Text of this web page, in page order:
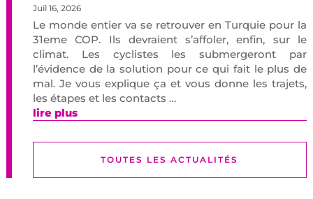
Juil 16, 2026
Le monde entier va se retrouver en Turquie pour la
31eme COP. Ils devraient s’affoler, enfin, sur le
climat. Les cyclistes les submergeront par
l’évidence de la solution pour ce qui fait le plus de
mal. Je vous explique ça et vous donne les trajets,
les étapes et les contacts …
lire plus
TOUTES LES ACTUALITÉS